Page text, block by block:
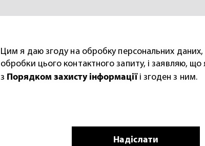
Цим я даю згоду на обробку персональних
обробки цього контактного запиту, і заявляю,
з Порядком захисту інформаціїі згоден з ним.
Надіслати